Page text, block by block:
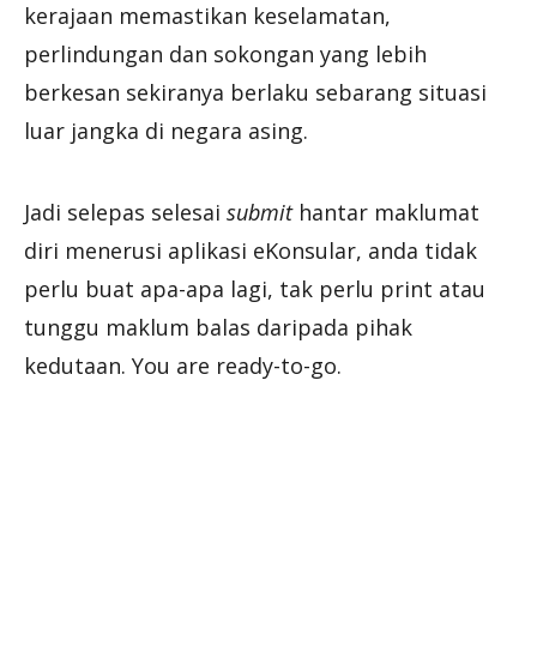
kerajaan memastikan keselamatan,
perlindungan dan sokongan yang lebih
berkesan sekiranya berlaku sebarang situasi
luar jangka di negara asing.
Jadi selepas selesai submithantar maklumat
diri menerusi aplikasi eKonsular, anda tidak
perlu buat apa-apa lagi, tak perlu print atau
tunggu maklum balas daripada pihak
kedutaan. You are ready-to-go.